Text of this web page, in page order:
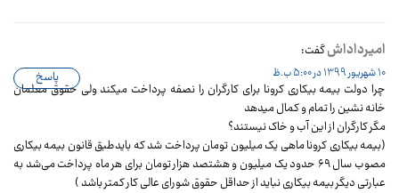
امیرداداشگفت:
10 شهریور 1399 در 5:00 ب.ظ
چرا دولت بیمه بیکاری کرونا برای کارگران را نصفه پرداخت میکند ولی حقوق معلمان
خانه نشین را تمام و کمال میدهد
مگر کارگران از این آب و خاک نیستند؟
(بیمه بیکاری کرونا ماهی یک میلیون تومان پرداخت شد که بایدطبق قانون بیمه بیکاری
مصوب سال ۶۹ حدود یک میلیون و هشتصد هزار تومان برای هر ماه پرداخت می‌شد به
عبارتی دیگر بیمه بیکاری نباید از حداقل حقوق شورای عالی کار کمتر باشد )
پاسخ